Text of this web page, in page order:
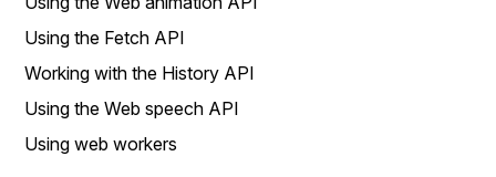
Using the Fetch API
Working with the History API
Using the Web speech API
Using web workers